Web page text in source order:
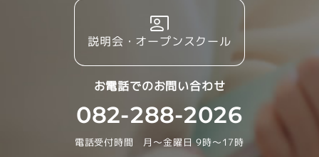
説明会・オープンスクール
お電話でのお問い合わせ
082-288-2026
電話受付時間 月～金曜日 9時～17時